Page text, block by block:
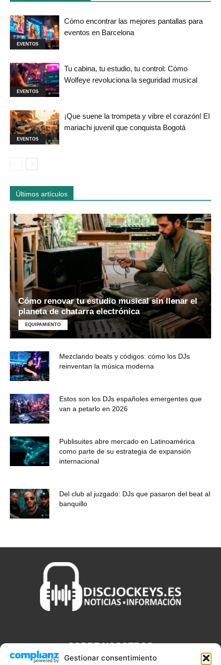
Gestionar consentimiento
EVENTOS
Cómo encontrar las mejores pantallas para
eventos en Barcelona
EVENTOS
Tu cabina, tu estudio, tu control: Cómo
Wolfeye revoluciona la seguridad musical
EVENTOS
¡Que suene la trompeta y vibre el corazón! El
mariachi juvenil que conquista Bogotá
Últimos artículos
Cómo renovar tu estudio musical sin llenar el
planeta de chatarra electrónica
EQUIPAMIENTO
Mezclando beats y códigos: cómo los DJs
reinventan la música moderna
Estos son los DJs españoles emergentes que
van a petarlo en 2026
Publisuites abre mercado en Latinoamérica
como parte de su estrategia de expansión
internacional
Del club al juzgado: DJs que pasaron del beat al
banquillo
SOBRE NOSOTROS